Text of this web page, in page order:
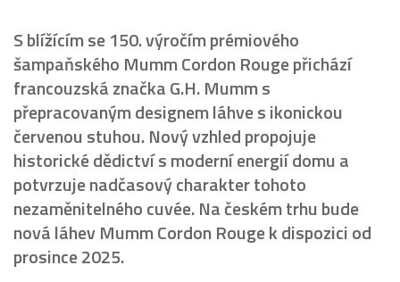
S blížícím se 150. výročím prémiového
šampaňského Mumm Cordon Rouge přichází
francouzská značka G.H. Mumm s
přepracovaným designem láhve s ikonickou
červenou stuhou. Nový vzhled propojuje
historické dědictví s moderní energií domu a
potvrzuje nadčasový charakter tohoto
nezaměnitelného cuvée. Na českém trhu bude
nová láhev Mumm Cordon Rouge k dispozici od
prosince 2025.